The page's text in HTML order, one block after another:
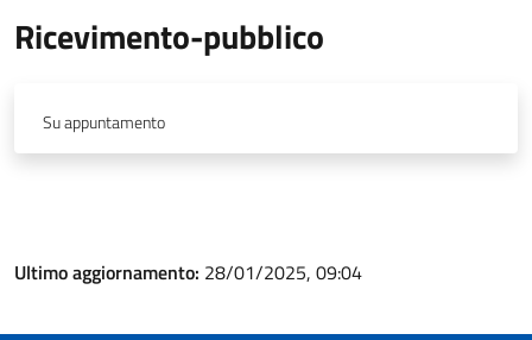
Ricevimento-pubblico
Su appuntamento
Ultimo aggiornamento: 28/01/2025, 09:04